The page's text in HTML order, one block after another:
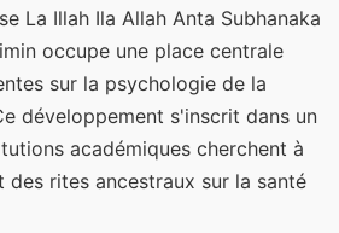
La Illah Ila Allah Anta Subhanaka
occupe une place centrale
sur la psychologie de la
développement s'inscrit dans un
académiques cherchent à
rites ancestraux sur la santé